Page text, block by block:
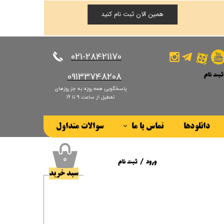
​​​​​​​021-28421170
​​​​​​​09133748208
پاسخگویی همه روزه به جز روزهای
تعطیل از ساعت 9 تا 16
دانلودها تماس با ما سوالات متداول
ثبت نام
من
واژه
همین الان ثبت نام کنید
۰
سبد خرید
ورود / ثبت نام